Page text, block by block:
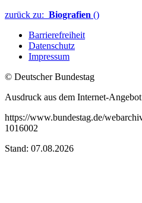
zurück zu: Biografien ()
Barrierefreiheit
Datenschutz
Impressum
© Deutscher Bundestag
Ausdruck aus dem Internet-
https://www.bundestag.de/
1016002
Stand: 07.08.2026